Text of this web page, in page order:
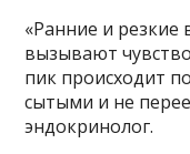
«Ранние и резкие
вызывают чувство
пик происходит
сытыми и не
эндокринолог.